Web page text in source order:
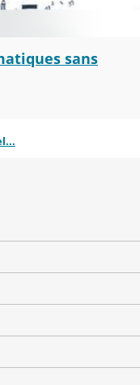
sans